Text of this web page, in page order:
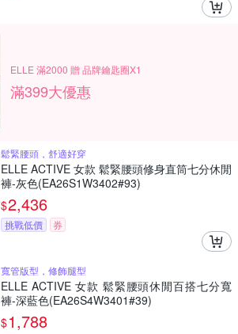
ELLE 滿2000 贈 品牌鑰匙圈X1
滿399大優惠
鬆緊腰頭，舒適好穿
ELLE ACTIVE 女款 鬆緊腰頭修身直筒七分休閒
褲-灰色(EA26S1W3402#93)
$2,436
挑戰低價 券
寬管版型，修飾腿型
ELLE ACTIVE 女款 鬆緊腰頭休閒百搭七分寬
褲-深藍色(EA26S4W3401#39)
$1,788